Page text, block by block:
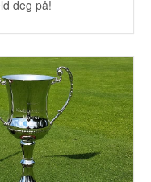
deg på!